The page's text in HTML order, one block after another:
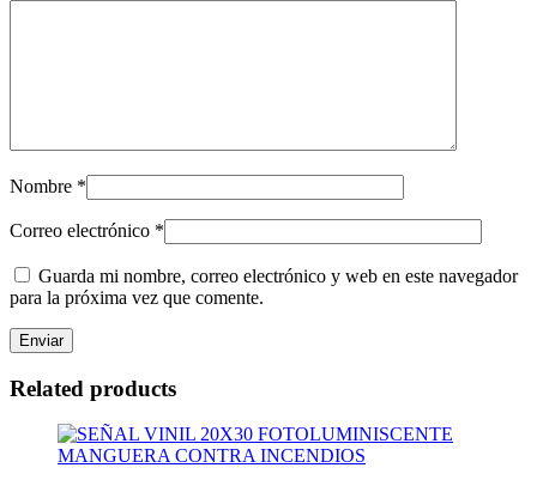
Nombre *
Correo electrónico *
Guarda mi nombre, correo electrónico y web en este navegador
para la próxima vez que comente.
Related products